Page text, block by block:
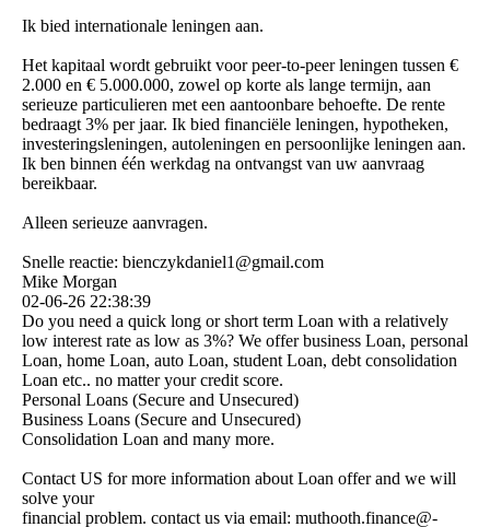
Ik bied internationale leningen aan.
Het kapitaal wordt gebruikt voor peer-to-peer leningen tussen €
2.000 en € 5.000.000, zowel op korte als lange termijn, aan
serieuze particulieren met een aantoonbare behoefte. De rente
bedraagt ​​3% per jaar. Ik bied financiële leningen, hypotheken,
investeringsleningen, autoleningen en persoonlijke leningen aan.
Ik ben binnen één werkdag na ontvangst van uw aanvraag
bereikbaar.
Alleen serieuze aanvragen.
Snelle reactie: bienczykdaniel1@­gmail.­com
Mike Morgan
02-06-26 22:38:39
Do you need a quick long or short term Loan with a relatively
low interest rate as low as 3%? We offer business Loan, personal
Loan, home Loan, auto Loan, student Loan, debt consolidation
Loan etc.. no matter your credit score.
Personal Loans (Secure and Unsecured)
Business Loans (Secure and Unsecured)
Consolidation Loan and many more.
Contact US for more information about Loan offer and we will
solve your
financial problem. contact us via email: muthooth.­finance@­